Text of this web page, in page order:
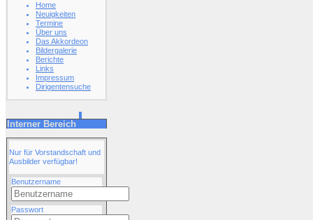
Home
Neuigkeiten
Termine
Über uns
Das Akkordeon
Bildergalerie
Berichte
Links
Impressum
Dirigentensuche
Interner Bereich
Nur für Vorstandschaft und
Ausbilder verfügbar!
Benutzername
Passwort